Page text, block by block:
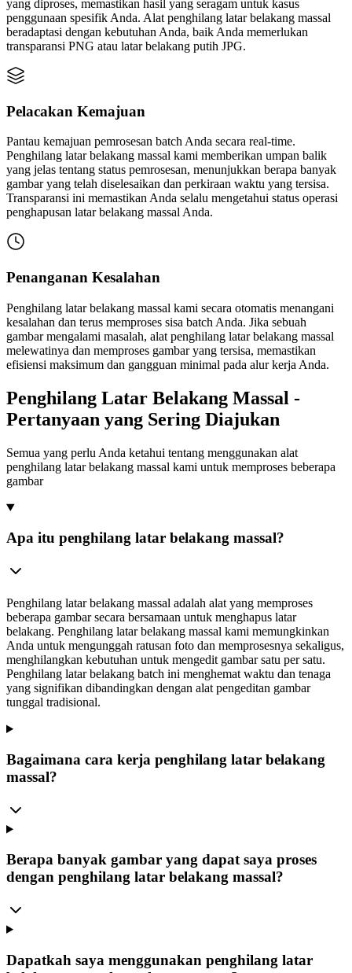
yang diproses, memastikan hasil yang seragam untuk kasus
penggunaan spesifik Anda. Alat penghilang latar belakang massal
beradaptasi dengan kebutuhan Anda, baik Anda memerlukan
transparansi PNG atau latar belakang putih JPG.
Pelacakan Kemajuan
Pantau kemajuan pemrosesan batch Anda secara real-time.
Penghilang latar belakang massal kami memberikan umpan balik
yang jelas tentang status pemrosesan, menunjukkan berapa banyak
gambar yang telah diselesaikan dan perkiraan waktu yang tersisa.
Transparansi ini memastikan Anda selalu mengetahui status operasi
penghapusan latar belakang massal Anda.
Penanganan Kesalahan
Penghilang latar belakang massal kami secara otomatis menangani
kesalahan dan terus memproses sisa batch Anda. Jika sebuah
gambar mengalami masalah, alat penghilang latar belakang massal
melewatinya dan memproses gambar yang tersisa, memastikan
efisiensi maksimum dan gangguan minimal pada alur kerja Anda.
Penghilang Latar Belakang Massal -
Pertanyaan yang Sering Diajukan
Semua yang perlu Anda ketahui tentang menggunakan alat
penghilang latar belakang massal kami untuk memproses beberapa
gambar
Apa itu penghilang latar belakang massal?
Penghilang latar belakang massal adalah alat yang memproses
beberapa gambar secara bersamaan untuk menghapus latar
belakang. Penghilang latar belakang massal kami memungkinkan
Anda untuk mengunggah ratusan foto dan memprosesnya sekaligus,
menghilangkan kebutuhan untuk mengedit gambar satu per satu.
Penghilang latar belakang batch ini menghemat waktu dan tenaga
yang signifikan dibandingkan dengan alat pengeditan gambar
tunggal tradisional.
Bagaimana cara kerja penghilang latar belakang
massal?
Berapa banyak gambar yang dapat saya proses
dengan penghilang latar belakang massal?
Dapatkah saya menggunakan penghilang latar